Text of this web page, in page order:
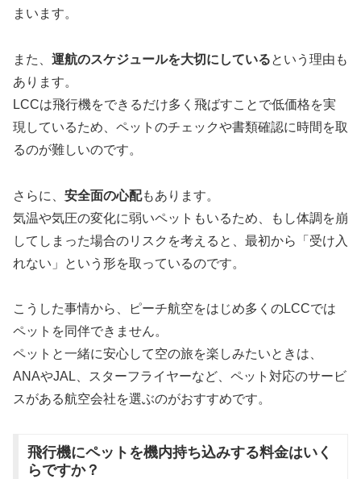
まいます。
また、 運航のスケジュールを大切にしているという理由も
あります。
LCCは飛行機をできるだけ多く飛ばすことで低価格を実
現しているため、ペットのチェックや書類確認に時間を取
るのが難しいのです。
さらに、 安全面の心配もあります。
気温や気圧の変化に弱いペットもいるため、もし体調を崩
してしまった場合のリスクを考えると、最初から「受け入
れない」という形を取っているのです。
こうした事情から、ピーチ航空をはじめ多くのLCCでは
ペットを同伴できません。
ペットと一緒に安心して空の旅を楽しみたいときは、
ANAやJAL、スターフライヤーなど、ペット対応のサービ
スがある航空会社を選ぶのがおすすめです。
飛行機にペットを機内持ち込みする料金はいく
らですか？